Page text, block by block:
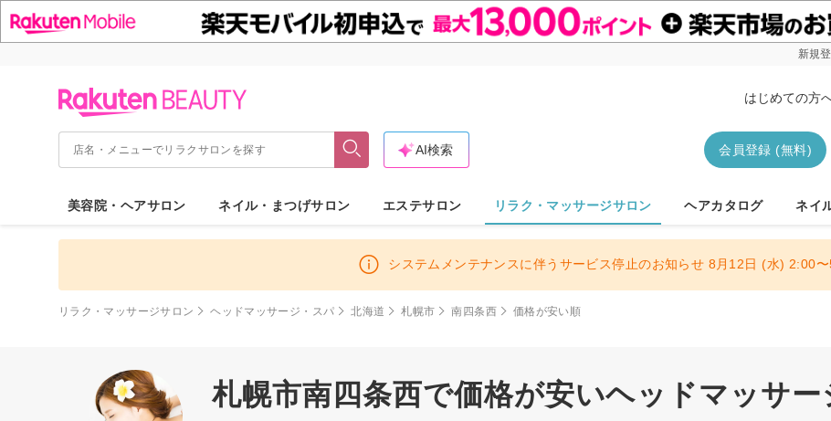
新規
はじめての方
会員登録 (無料)
AI検索
美容院・ヘアサロン ネイル・まつげサロン エステサロン リラク・マッサージサロン ヘアカタログ ネイ
システムメンテナンスに伴うサービス停止のお知らせ 8月12日 (水) 2:00
リラク・マッサージサロン ヘッドマッサージ・スパ 北海道 札幌市 南四条西 価格が安い順
札幌市南四条西で価格が安いヘッドマッサ